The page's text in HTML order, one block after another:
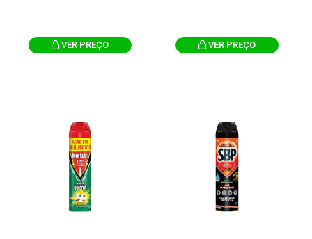
VER PREÇO VER PREÇO